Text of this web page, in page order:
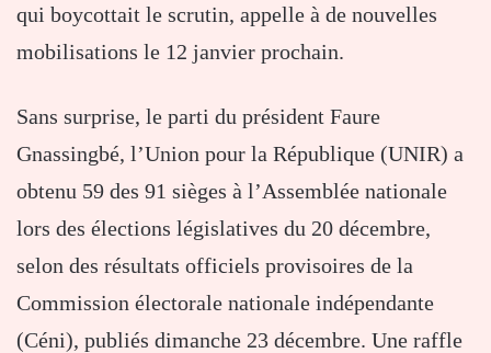
qui boycottait le scrutin, appelle à de nouvelles
mobilisations le 12 janvier prochain.
Sans surprise, le parti du président Faure
Gnassingbé, l’Union pour la République (UNIR) a
obtenu 59 des 91 sièges à l’Assemblée nationale
lors des élections législatives du 20 décembre,
selon des résultats officiels provisoires de la
Commission électorale nationale indépendante
(Céni), publiés dimanche 23 décembre. Une raffle